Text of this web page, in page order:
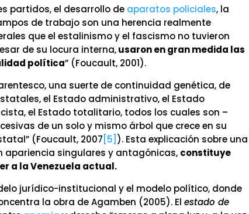
partidos, el desarrollo de aparatos policiales, la
de trabajo son una herencia realmente
que el estalinismo y el fascismo no tuvieron
de su locura interna,usaron en gran medida las
política” (Foucault, 2001).
una suerte de continuidad genética, de
el Estado administrativo, el Estado
el Estado totalitario, todos los cuales son –
de un solo y mismo árbol que crece en su
(Foucault, 2007 [5] ). Esta explicación sobre una
apariencia singulares y antagónicas, constituye
a la Venezuela actual.
jurídico-institucional y el modelo político, donde
la obra de Agamben (2005). Elestado de